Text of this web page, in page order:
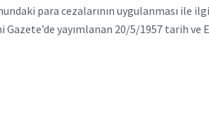
para cezalarının uygulanması ile
Gazete’de yayımlanan 20/5/1957 tarih ve